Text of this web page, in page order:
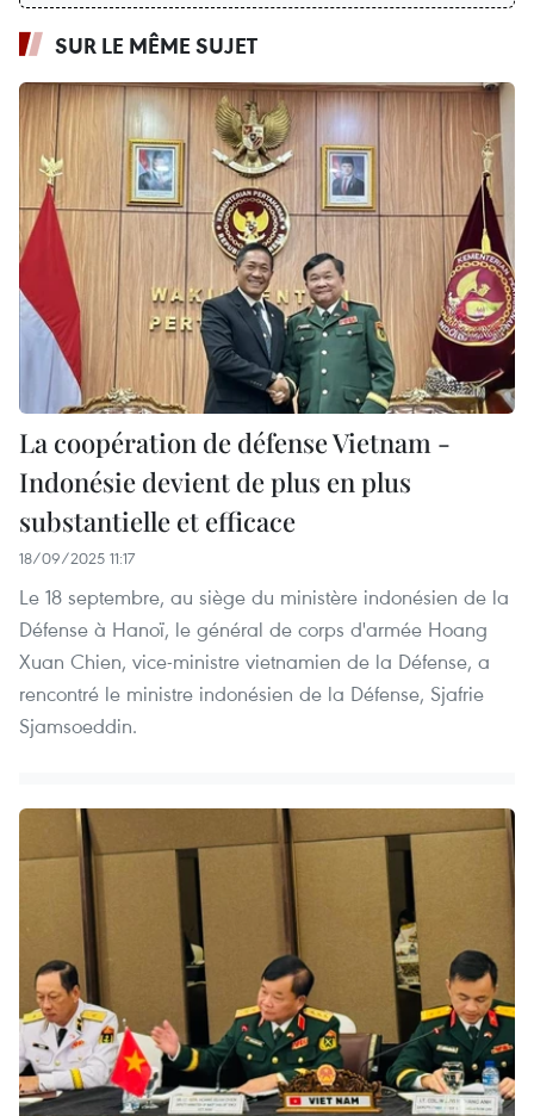
SUR LE MÊME SUJET
La coopération de défense Vietnam -
Indonésie devient de plus en plus
substantielle et efficace
18/09/2025 11:17
Le 18 septembre, au siège du ministère indonésien de la
Défense à Hanoï, le général de corps d'armée Hoang
Xuan Chien, vice-ministre vietnamien de la Défense, a
rencontré le ministre indonésien de la Défense, Sjafrie
Sjamsoeddin.